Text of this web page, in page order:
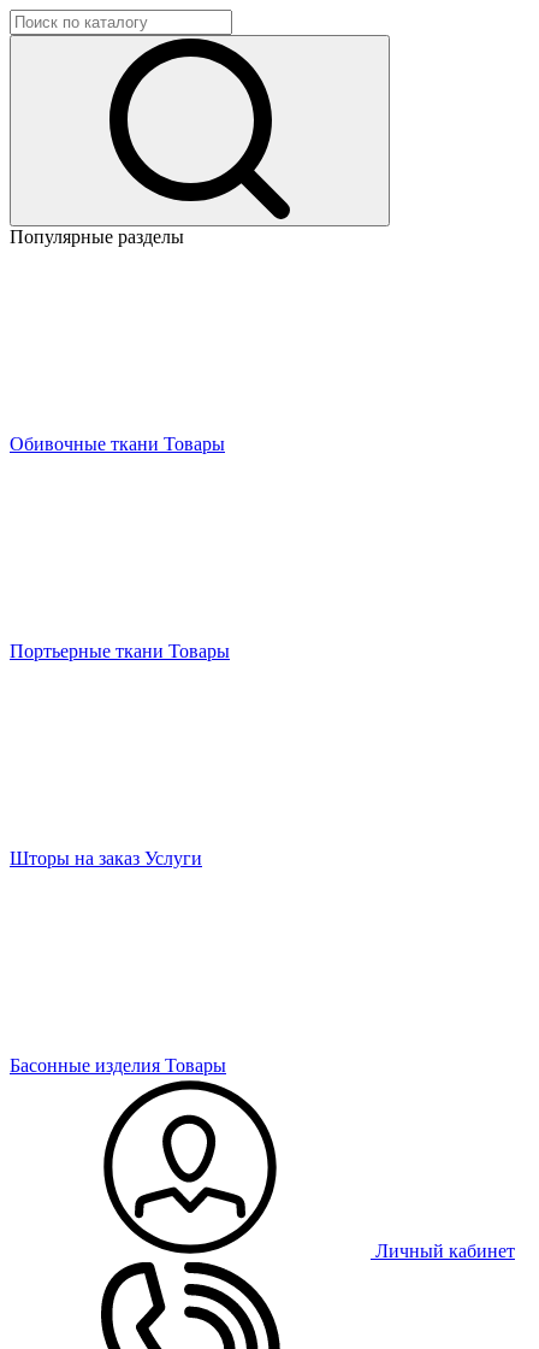
Популярные разделы
Обивочные ткани Товары
Портьерные ткани Товары
Шторы на заказ Услуги
Басонные изделия Товары
Личный кабинет